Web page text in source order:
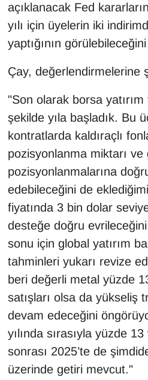
açıklanacak Fed
yılı için üyelerin iki
yaptığının
Çay, değerlendirmelerine
"Son olarak borsa
şekilde yıla başladık. Bu
kontratlarda kaldıraçlı
pozisyonlanma miktarı
pozisyonlanmalarına
edebileceğini de
fiyatında 3 bin dolar
desteğe doğru
sonu için global yatırım
tahminleri yukarı revize
beri değerli metal yüzde
satışları olsa da yükseliş
devam edeceğini
yılında sırasıyla yüzde
sonrası 2025’te de
üzerinde getiri mevcut."